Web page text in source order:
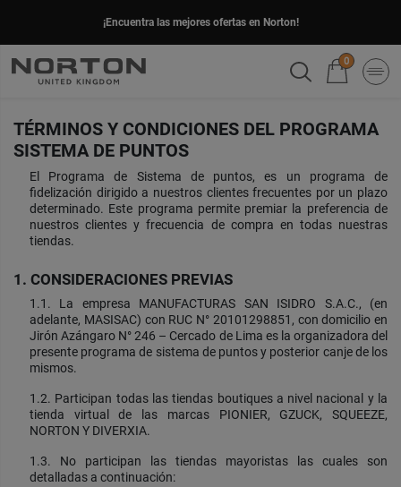
¡Encuentra las mejores ofertas en Norton!
0
TÉRMINOS Y CONDICIONES DEL PROGRAMA
SISTEMA DE PUNTOS
El Programa de Sistema de puntos, es un programa de
fidelización dirigido a nuestros clientes frecuentes por un plazo
determinado. Este programa permite premiar la preferencia de
nuestros clientes y frecuencia de compra en todas nuestras
tiendas.
1. CONSIDERACIONES PREVIAS
1.1. La empresa MANUFACTURAS SAN ISIDRO S.A.C., (en
adelante, MASISAC) con RUC N° 20101298851, con domicilio en
Jirón Azángaro N° 246 – Cercado de Lima es la organizadora del
presente programa de sistema de puntos y posterior canje de los
mismos.
1.2. Participan todas las tiendas boutiques a nivel nacional y la
tienda virtual de las marcas PIONIER, GZUCK, SQUEEZE,
NORTON Y DIVERXIA.
1.3. No participan las tiendas mayoristas las cuales son
detalladas a continuación: